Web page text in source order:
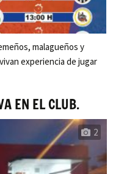
malagueños y
experiencia de jugar
EN EL CLUB.
2